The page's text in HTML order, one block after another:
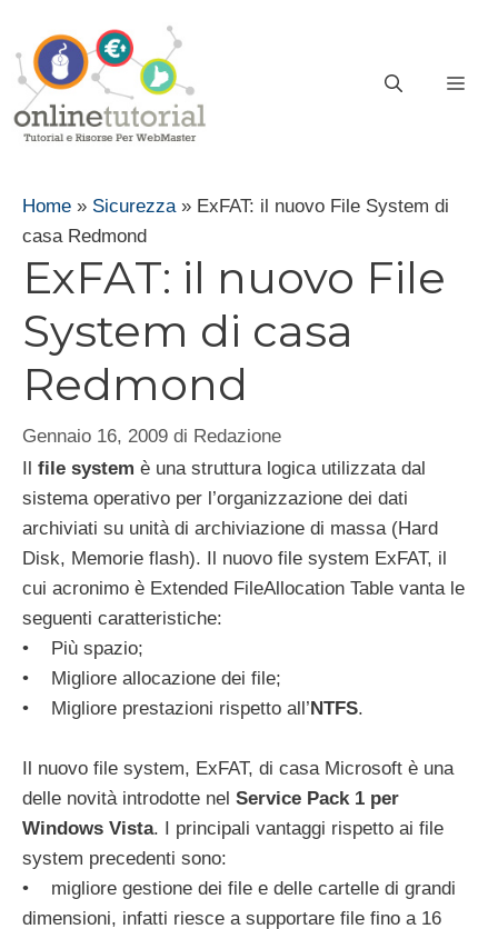
contenuto
Home » Sicurezza » ExFAT: il nuovo File System di
casa Redmond
ExFAT: il nuovo File
System di casa
Redmond
Gennaio 16, 2009 di Redazione
Il file system è una struttura logica utilizzata dal
sistema operativo per l’organizzazione dei dati
archiviati su unità di archiviazione di massa (Hard
Disk, Memorie flash). Il nuovo file system ExFAT, il
cui acronimo è Extended FileAllocation Table vanta le
seguenti caratteristiche:
• Più spazio;
• Migliore allocazione dei file;
• Migliore prestazioni rispetto all’NTFS.
Il nuovo file system, ExFAT, di casa Microsoft è una
delle novità introdotte nel Service Pack 1 per
Windows Vista. I principali vantaggi rispetto ai file
system precedenti sono:
• migliore gestione dei file e delle cartelle di grandi
dimensioni, infatti riesce a supportare file fino a 16